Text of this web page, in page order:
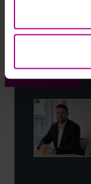
Contacto